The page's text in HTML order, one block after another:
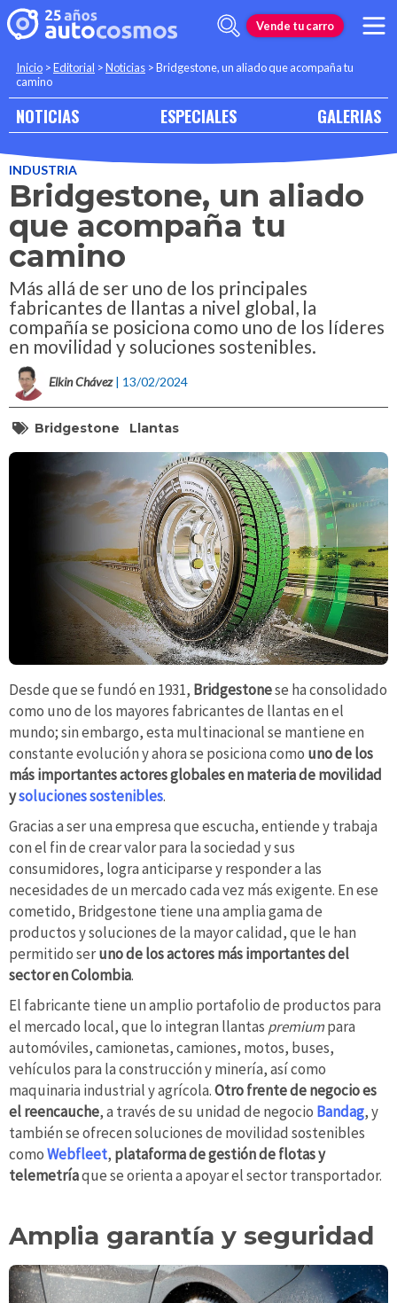
Vende tu carro
Inicio >Editorial >Noticias >Bridgestone, un aliado que acompaña tu
camino
NOTICIAS ESPECIALES GALERIAS
INDUSTRIA
Bridgestone, un aliado
que acompaña tu
camino
Más allá de ser uno de los principales
fabricantes de llantas a nivel global, la
compañía se posiciona como uno de los líderes
en movilidad y soluciones sostenibles.
Elkin Chávez | 13/02/2024
Bridgestone Llantas
Desde que se fundó en 1931, Bridgestonese ha consolidado
como uno de los mayores fabricantes de llantas en el
mundo; sin embargo, esta multinacional se mantiene en
constante evolución y ahora se posiciona como uno de los
más importantes actores globales en materia de movilidad
ysoluciones sostenibles.
Gracias a ser una empresa que escucha, entiende y trabaja
con el fin de crear valor para la sociedad y sus
consumidores, logra anticiparse y responder a las
necesidades de un mercado cada vez más exigente. En ese
cometido, Bridgestone tiene una amplia gama de
productos y soluciones de la mayor calidad, que le han
permitido seruno de los actores más importantes del
sector en Colombia.
El fabricante tiene un amplio portafolio de productos para
el mercado local, que lo integran llantas premiumpara
automóviles, camionetas, camiones, motos, buses,
vehículos para la construcción y minería, así como
maquinaria industrial y agrícola.Otro frente de negocio es
el reencauche, a través de su unidad de negocio Bandag, y
también se ofrecen soluciones de movilidad sostenibles
comoWebfleet, plataforma de gestión de flotas y
telemetríaque se orienta a apoyar el sector transportador.
Amplia garantía y seguridad